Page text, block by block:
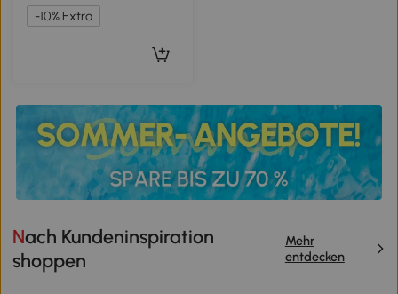
-10% Extra
Nach Kundeninspiration
shoppen
Mehr
entdecken